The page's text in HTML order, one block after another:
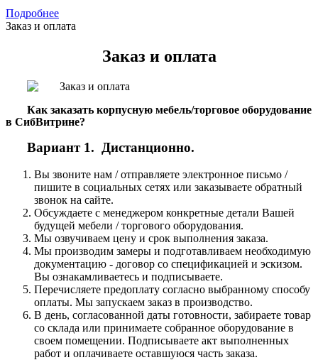
Подробнее
Заказ и оплата
Заказ и оплата
Как заказать корпусную мебель/торговое оборудование
в СибВитрине?
Вариант 1. Дистанционно.
Вы звоните нам / отправляете электронное письмо /
пишите в социальных сетях или заказываете обратный
звонок на сайте.
Обсуждаете с менеджером конкретные детали Вашей
будущей мебели / торгового оборудования.
Мы озвучиваем цену и срок выполнения заказа.
Мы производим замеры и подготавливаем необходимую
документацию - договор со спецификацией и эскизом.
Вы ознакамливаетесь и подписываете.
Перечисляете предоплату согласно выбранному способу
оплаты. Мы запускаем заказ в производство.
В день, согласованной даты готовности, забираете товар
со склада или принимаете собранное оборудование в
своем помещении. Подписываете акт выполненных
работ и оплачиваете оставшуюся часть заказа.